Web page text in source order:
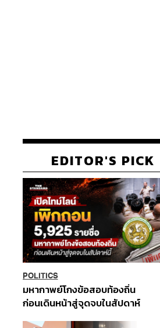
EDITOR'S PICK
POLITICS
มหากาพย์โกงข้อสอบท้องถิ่น
ก่อนเดินหน้าสู่จุดจบในสัปดาห์